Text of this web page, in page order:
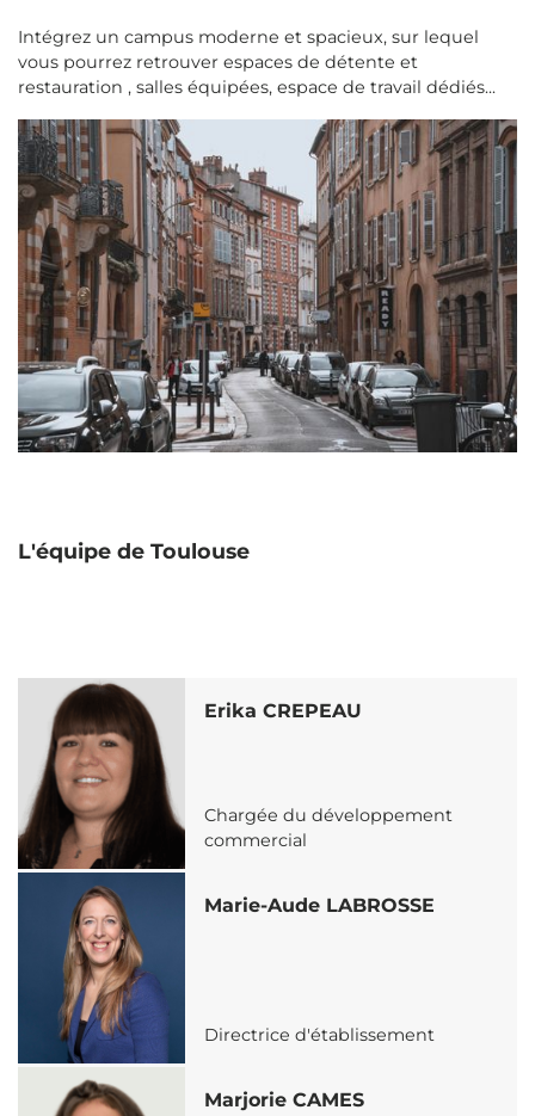
Intégrez un campus moderne et spacieux, sur lequel
vous pourrez retrouver espaces de détente et
restauration , salles équipées, espace de travail dédiés...
L'équipe de Toulouse
Erika CREPEAU
Chargée du développement
commercial
Marie-Aude LABROSSE
Directrice d'établissement
Marjorie CAMES